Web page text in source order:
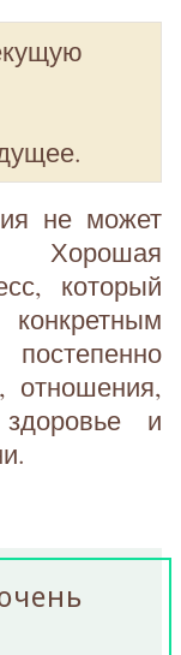
не может
который
отношения,
и